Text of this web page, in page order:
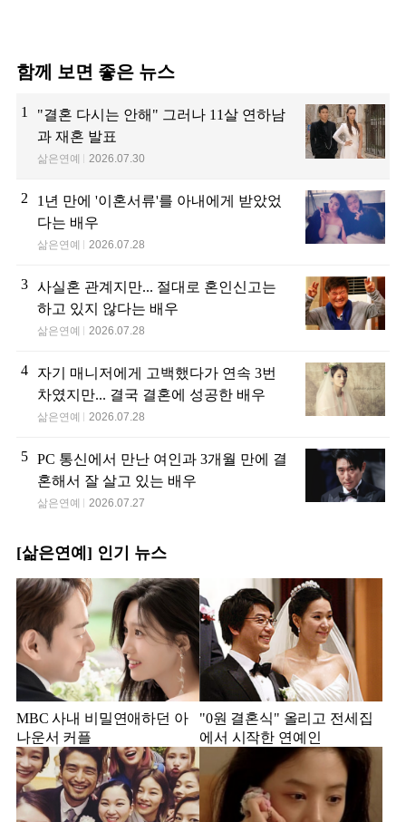
함께 보면 좋은 뉴스
1
"결혼 다시는 안해" 그러나 11살 연하남
과 재혼 발표
삶은연예 2026.07.30
2
1년 만에 '이혼서류'를 아내에게 받았었
다는 배우
삶은연예 2026.07.28
3 사실혼 관계지만... 절대로 혼인신고는
하고 있지 않다는 배우
삶은연예 2026.07.28
4
자기 매니저에게 고백했다가 연속 3번
차였지만... 결국 결혼에 성공한 배우
삶은연예 2026.07.28
5 PC 통신에서 만난 여인과 3개월 만에 결
혼해서 잘 살고 있는 배우
삶은연예 2026.07.27
[삶은연예] 인기 뉴스
MBC 사내 비밀연애하던 아
나운서 커플
"0원 결혼식" 올리고 전세집
에서 시작한 연예인